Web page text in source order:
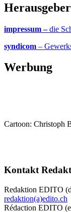
Herausgeber
impressum –die
syndicom –
Werbung
Cartoon: Christoph
Kontakt
Redaktion EDITO
redaktion(a)edito.ch
Rédaction EDITO